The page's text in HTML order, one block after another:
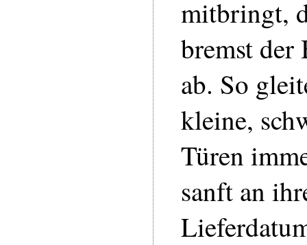
mitbringt,
bremst
ab. So
kleine,
Türen
sanft an